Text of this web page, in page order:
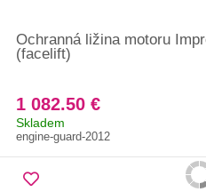
Ochranná ližina motoru
(facelift)
1 082.50 €
Skladem
engine-guard-2012